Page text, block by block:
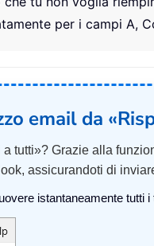
per i campi A,
email da
tutti»? Grazie alla
assicurandoti di
istantaneamente tutti i